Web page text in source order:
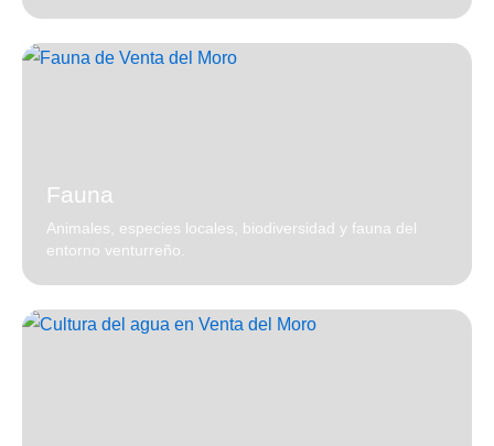
Fauna
Animales, especies locales, biodiversidad y fauna del
entorno venturreño.